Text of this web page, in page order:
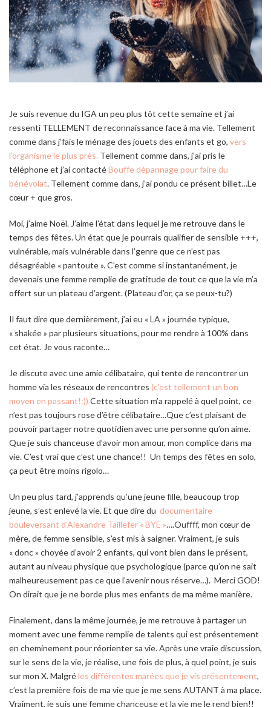
Je suis revenue du IGA un peu plus tôt cette semaine et j’ai
ressenti TELLEMENT de reconnaissance face à ma vie. Tellement
comme dans j’fais le ménage des jouets des enfants et go, vers
l’organisme le plus près. Tellement comme dans, j’ai pris le
téléphone et j’ai contactéBouffe dépannagepour faire du
bénévolat. Tellement comme dans, j’ai pondu ce présent billet…Le
cœur + que gros.
Moi, j’aime Noël. J’aime l’état dans lequel je me retrouve dans le
temps des fêtes. Un état que je pourrais qualifier de sensible +++,
vulnérable, mais vulnérable dans l’genre que ce n’est pas
désagréable « pantoute ». C’est comme si instantanément, je
devenais une femme remplie de gratitude de tout ce que la vie m’a
offert sur un plateau d’argent. (Plateau d’or, ça se peux-tu?)
Il faut dire que dernièrement, j’ai eu « LA » journée typique,
« shakée » par plusieurs situations, pour me rendre à 100% dans
cet état. Je vous raconte…
Je discute avec une amie célibataire, qui tente de rencontrer un
homme via les réseaux de rencontres (c’est tellement un bon
moyen en passant!:)) Cette situation m’a rappelé à quel point, ce
n’est pas toujours rose d’être célibataire…Que c’est plaisant de
pouvoir partager notre quotidien avec une personne qu’on aime.
Que je suis chanceuse d’avoir mon amour, mon complice dans ma
vie. C’est vrai que c’est une chance!! Un temps des fêtes en solo,
ça peut être moins rigolo…
Un peu plus tard, j’apprends qu’une jeune fille, beaucoup trop
jeune, s’est enlevé la vie. Et que dire du documentaire
bouleversant d’Alexandre Taillefer « BYE »….Ouffff, mon cœur de
mère, de femme sensible, s’est mis à saigner. Vraiment, je suis
« donc » choyée d’avoir 2 enfants, qui vont bien dans le présent,
autant au niveau physique que psychologique (parce qu’on ne sait
malheureusement pas ce que l’avenir nous réserve…). Merci GOD!
On dirait que je ne borde plus mes enfants de ma même manière.
Finalement, dans la même journée, je me retrouve à partager un
moment avec une femme remplie de talents qui est présentement
en cheminement pour réorienter sa vie. Après une vraie discussion,
sur le sens de la vie, je réalise, une fois de plus, à quel point, je suis
sur mon X. Malgréles différentes marées que je vis présentement,
c’est la première fois de ma vie que je me sens AUTANT à ma place.
Vraiment, je suis une femme chanceuse et la vie me le rend bien!!